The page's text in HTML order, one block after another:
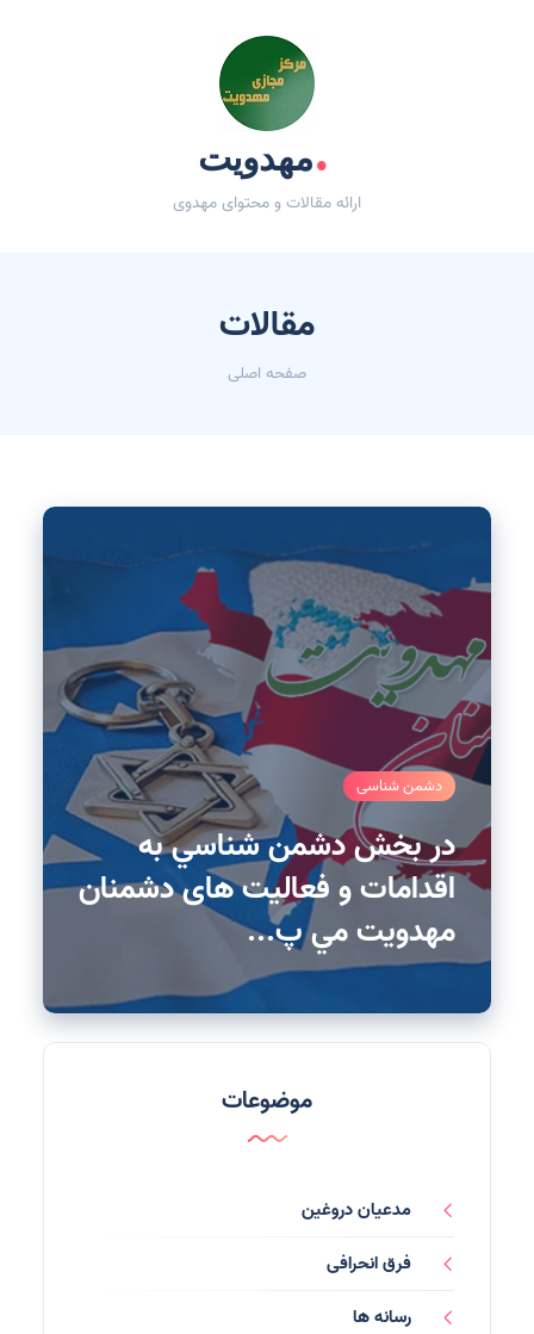
.مهدویت
ارائه مقالات و محتوای مهدوی
مقالات
صفحه اصلی
دشمن شناسی
در بخش دشمن شناسي به
اقدامات و فعاليت های دشمنان
مهدويت مي پ...
موضوعات
مدعیان دروغین
فرق انحرافی
رسانه ها